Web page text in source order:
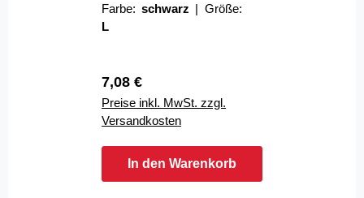
Farbe: schwarz | Größe:
L
Regulärer Preis:
7,08 €
Preise inkl. MwSt. zzgl.
Versandkosten
In den Warenkorb